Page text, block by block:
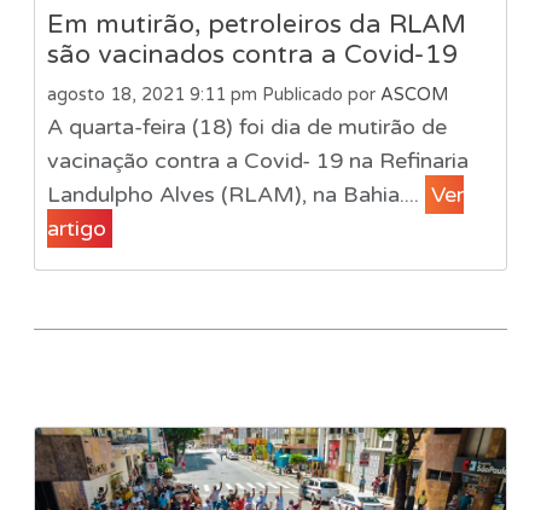
Em mutirão, petroleiros da RLAM
são vacinados contra a Covid-19
agosto 18, 2021 9:11 pm Publicado por ASCOM
A quarta-feira (18) foi dia de mutirão de
vacinação contra a Covid- 19 na Refinaria
Landulpho Alves (RLAM), na Bahia.... Ver
artigo